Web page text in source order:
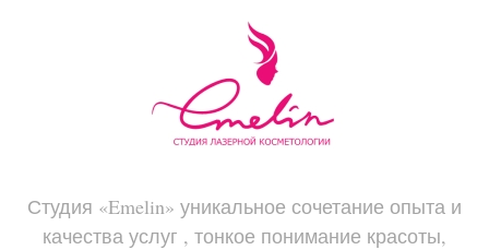
Студия «Emelin» уникальное сочетание опыта и
качества услуг , тонкое понимание красоты,